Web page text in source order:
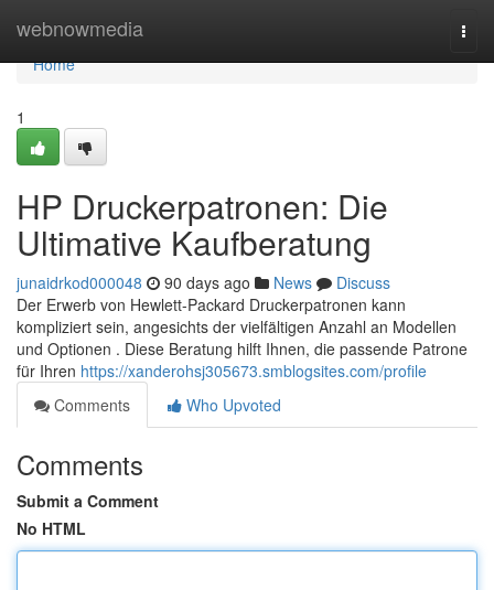
webnowmedia
Home
Home
1
HP Druckerpatronen: Die
Ultimative Kaufberatung
junaidrkod000048 90 days ago News
Discuss
Der Erwerb von Hewlett-Packard Druckerpatronen kann
kompliziert sein, angesichts der vielfältigen Anzahl an Modellen
und Optionen . Diese Beratung hilft Ihnen, die passende Patrone
für Ihren https://xanderohsj305673.smblogsites.com/profile
Comments
Who Upvoted
Comments
Submit a Comment
No HTML